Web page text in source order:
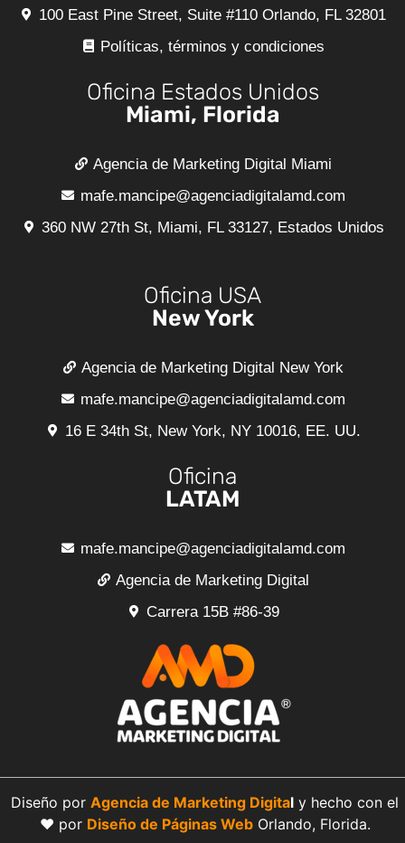
100 East Pine Street, Suite #110 Orlando, FL 32801
Políticas, términos y condiciones
Oficina Estados Unidos
Miami, Florida
Agencia de Marketing Digital Miami
mafe.mancipe@agenciadigitalamd.com
360 NW 27th St, Miami, FL 33127, Estados Unidos
Oficina USA
New York
Agencia de Marketing Digital New York
mafe.mancipe@agenciadigitalamd.com
16 E 34th St, New York, NY 10016, EE. UU.
Oficina
LATAM
mafe.mancipe@agenciadigitalamd.com
Agencia de Marketing Digital
Carrera 15B #86-39
Diseño por Agencia de Marketing Digital y hecho con el
❤️ por Diseño de Páginas WebOrlando, Florida.